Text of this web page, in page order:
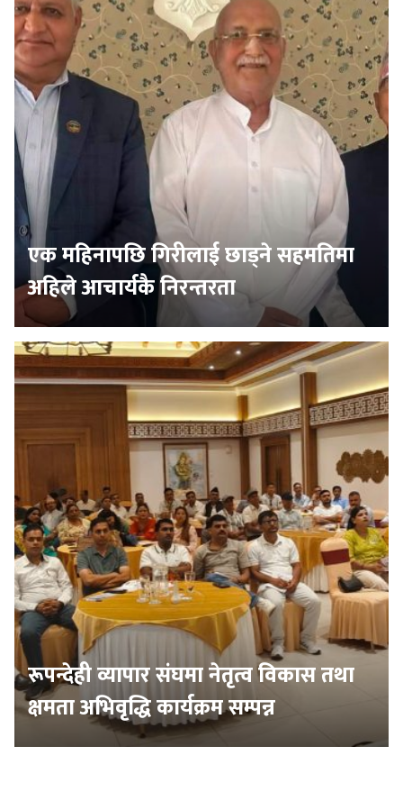
एक महिनापछि गिरीलाई छाड्ने सहमतिमा
अहिले आचार्यकै निरन्तरता
रूपन्देही व्यापार संघमा नेतृत्व विकास तथा
क्षमता अभिवृद्धि कार्यक्रम सम्पन्न